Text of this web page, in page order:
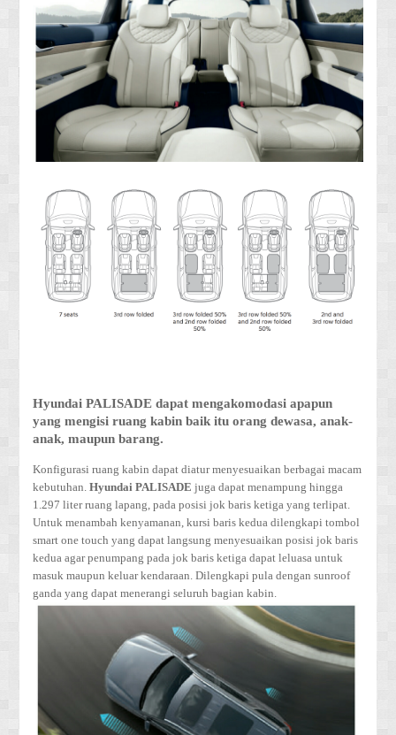
Hyundai PALISADE dapat mengakomodasi apapun
yang mengisi ruang kabin baik itu orang dewasa, anak-
anak, maupun barang.
Konfigurasi ruang kabin dapat diatur menyesuaikan berbagai macam
kebutuhan.Hyundai PALISADE juga dapat menampung hingga
1.297 liter ruang lapang, pada posisi jok baris ketiga yang terlipat.
Untuk menambah kenyamanan, kursi baris kedua dilengkapi tombol
smart one touch yang dapat langsung menyesuaikan posisi jok baris
kedua agar penumpang pada jok baris ketiga dapat leluasa untuk
masuk maupun keluar kendaraan. Dilengkapi pula dengan sunroof
ganda yang dapat menerangi seluruh bagian kabin.